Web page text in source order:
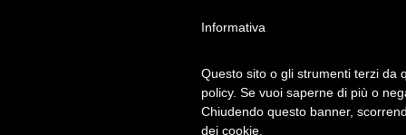
Informativa
Questo sito o gli strumenti terzi da
policy. Se vuoi saperne di più o
Chiudendo questo banner,
dei cookie.